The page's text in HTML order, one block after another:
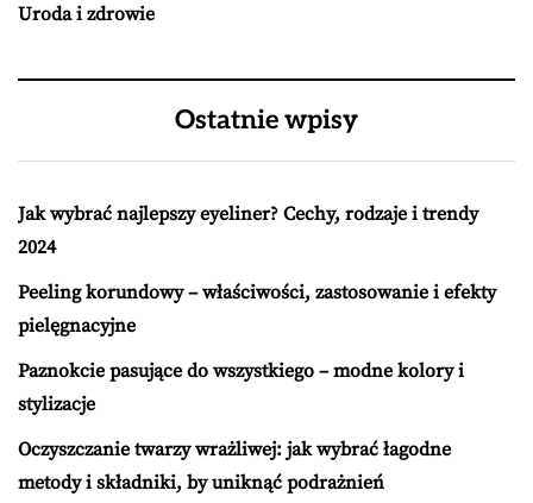
Uroda i zdrowie
Ostatnie wpisy
Jak wybrać najlepszy eyeliner? Cechy, rodzaje i trendy
2024
Peeling korundowy – właściwości, zastosowanie i efekty
pielęgnacyjne
Paznokcie pasujące do wszystkiego – modne kolory i
stylizacje
Oczyszczanie twarzy wrażliwej: jak wybrać łagodne
metody i składniki, by uniknąć podrażnień